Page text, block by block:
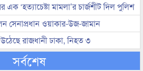
‘হত্যাচেষ্টা মামলা’র চার্জশীট দিল পুলিশ
সেনাপ্রধান ওয়াকার-উজ-জামান
রাজধানী ঢাকা, নিহত ৩
সর্বশেষ